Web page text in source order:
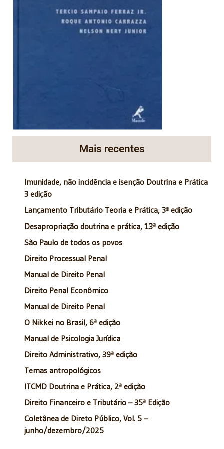
Mais recentes
Imunidade, não incidência e isenção Doutrina e Prática
3 edição
Lançamento Tributário Teoria e Prática, 3ª edição
Desapropriação doutrina e prática, 13ª edição
São Paulo de todos os povos
Direito Processual Penal
Manual de Direito Penal
Direito Penal Econômico
Manual de Direito Penal
O Nikkei no Brasil, 6ª edição
Manual de Psicologia Jurídica
Direito Administrativo, 39ª edição
Temas antropológicos
ITCMD Doutrina e Prática, 2ª edição
Direito Financeiro e Tributário – 35ª Edição
Coletânea de Direto Público, Vol. 5 –
junho/dezembro/2025